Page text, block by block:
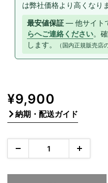
は弊社価格より高くなり
最安値保証 — 他サイト
らへご連絡ください。
します。
（国内正規販売店
販
売
価
格
¥9,900
納期・配送ガイド